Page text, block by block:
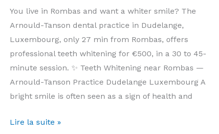
Arnould-
Tanson
Luxembourg
You live in Rombas and want a whiter smile? The
Arnould-Tanson dental practice in Dudelange,
Luxembourg, only 27 min from Rombas, offers
professional teeth whitening for €500, in a 30 to 45-
minute session. ✨ Teeth Whitening near Rombas —
Arnould-Tanson Practice Dudelange Luxembourg A
bright smile is often seen as a sign of health and
Teeth
Lire la suite »